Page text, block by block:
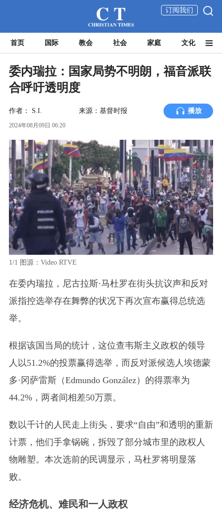
订阅我们
首页 国际 教会 社会 家庭 文化
委内瑞拉：国家局势不明朗，福音派联
合呼吁透明度
作者： S.I. 来源：基督时报 播放
2024年08月09日 06:20
1/1 图源：Video RTVE
在委内瑞拉，尼古拉斯·马杜罗在街头抗议声和反对
派指控选举存在舞弊的状况下再次宣布赢得总统选
举。
根据该国当局的统计，这位查韦斯主义政权的领导
人以51.2%的投票赢得选举，而反对派候选人埃德蒙
多·冈萨雷斯（Edmundo González） 的得票率为
44.2%，两者间相差50万票。
数以千计的人民走上街头，要求“自由”和透明的重新
计票，他们手拿锅碗，拆毁了部分城市里的政权人
物雕塑。本次选前的民调显示，马杜罗将明显落
败。
经济危机、难民和一人政权